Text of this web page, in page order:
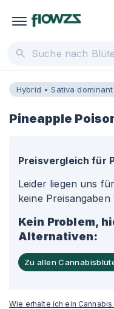
Hybrid • Sativa dominant
Pineapple
Preisvergleich für
Leider liegen uns
keine Preisangaben
Kein Problem,
Alternativen:
Zu allen
Wie erhalte ich ein Cannabis